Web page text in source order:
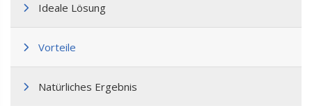
Ideale Lösung
Vorteile
Natürliches Ergebnis